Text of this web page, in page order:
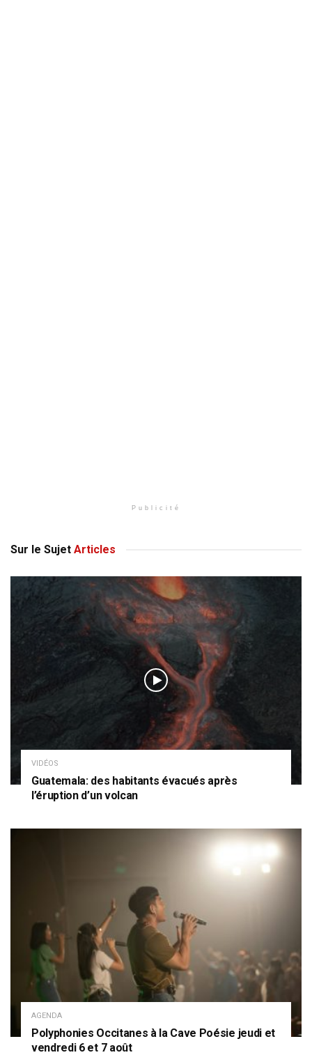
Publicité
Sur le Sujet Articles
VIDÉOS
Guatemala: des habitants évacués après
l’éruption d’un volcan
AGENDA
Polyphonies Occitanes à la Cave Poésie jeudi et
vendredi 6 et 7 août